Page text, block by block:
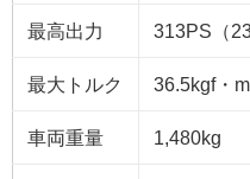
最高出力 313PS（
最大トルク 36.5kgf・
車両重量 1,480kg